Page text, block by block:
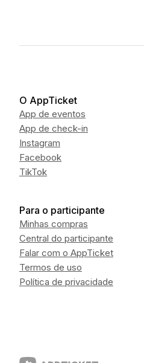
O AppTicket
App de eventos
App de check-in
Instagram
Facebook
TikTok
Para o participante
Minhas compras
Central do participante
Falar com o AppTicket
Termos de uso
Política de privacidade